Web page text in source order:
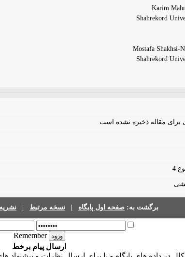
Shahrekord
Shahrekord
برای مقاله ذخیره نشده است
4
برگشت به: صفحه اول پایگاه نسخه مرتبط
Remember
ارسال پیام برخط